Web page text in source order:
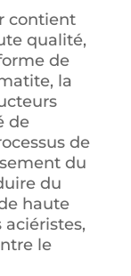
contient
qualité,
de
la
de
de
du
du
haute
le